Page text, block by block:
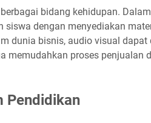
bidang kehidupan.
dengan menyediakan
dunia bisnis, audio visual dapat
memudahkan proses penjualan
Pendidikan